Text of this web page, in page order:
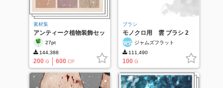
素材集
アンティーク植物装飾セッ
ト
27pt
144,388
200 G 600 CP
ブラシ
モノクロ用 雲 ブラシ 2
ジャムズフラット
111,490
100 G